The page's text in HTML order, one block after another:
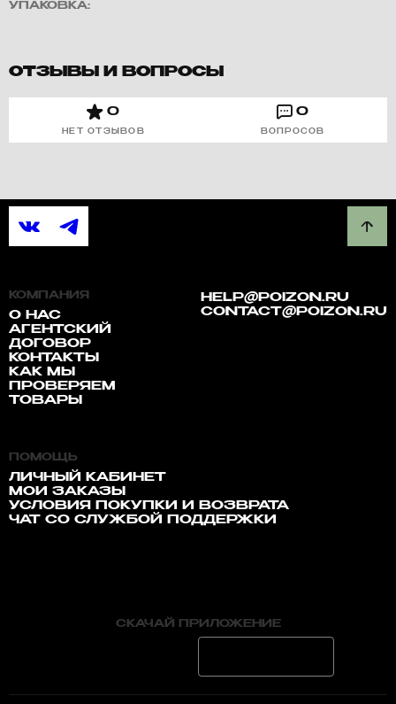
УПАКОВКА:
ОТЗЫВЫ И ВОПРОСЫ
0
НЕТ ОТЗЫВОВ
0
ВОПРОСОВ
КОМПАНИЯ
О НАС
АГЕНТСКИЙ
ДОГОВОР
КОНТАКТЫ
КАК МЫ
ПРОВЕРЯЕМ
ТОВАРЫ
HELP@POIZON.RU
CONTACT@POIZON.RU
ПОМОЩЬ
ЛИЧНЫЙ КАБИНЕТ
МОИ ЗАКАЗЫ
УСЛОВИЯ ПОКУПКИ И ВОЗВРАТА
ЧАТ СО СЛУЖБОЙ ПОДДЕРЖКИ
СКАЧАЙ ПРИЛОЖЕНИЕ